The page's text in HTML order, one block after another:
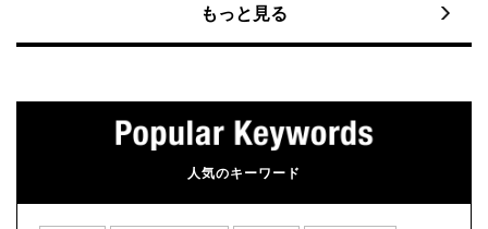
もっと見る
人気のキーワード